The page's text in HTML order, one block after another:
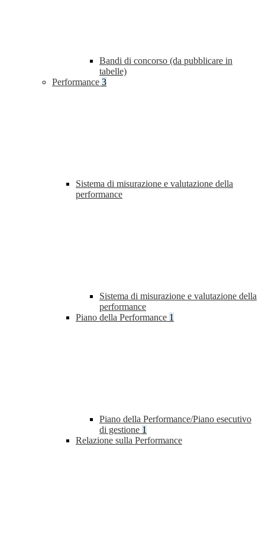
Bandi di concorso (da pubblicare in
tabelle)
Performance 3
Sistema di misurazione e valutazione della
performance
Sistema di misurazione e valutazione della
performance
Piano della Performance 1
Piano della Performance/Piano esecutivo
di gestione 1
Relazione sulla Performance